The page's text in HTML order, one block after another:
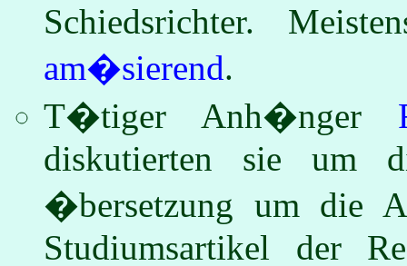
Schiedsrichter.
am�sierend.
T�tiger Anh�nger
diskutierten sie
�bersetzung um die
Studiumsartikel der